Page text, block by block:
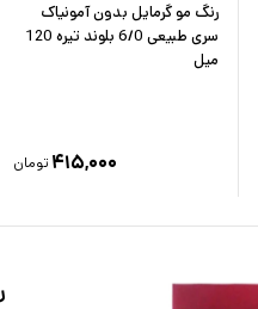
رنگ مو گرمایل بدون آمونیاک
سری طبیعی 6/0 بلوند تیره 120
میل
۴۱۵,۰۰۰ تومان